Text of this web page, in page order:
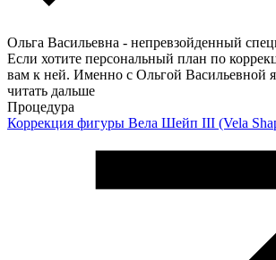
Ольга Васильевна - непревзойденный
Если хотите персональный план по
вам к ней. Именно с Ольгой Васильевной я
читать дальше
Процедура
Коррекция фигуры Вела Шейп III (Vela